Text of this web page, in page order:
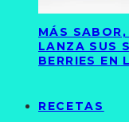
MÁS
LANZA SUS
BERRIES EN
RECETAS